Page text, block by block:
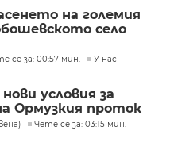
на големия
село
се за: 00:57 мин. У нас
условия за
Ормузкия проток
Чете се за: 03:15 мин.